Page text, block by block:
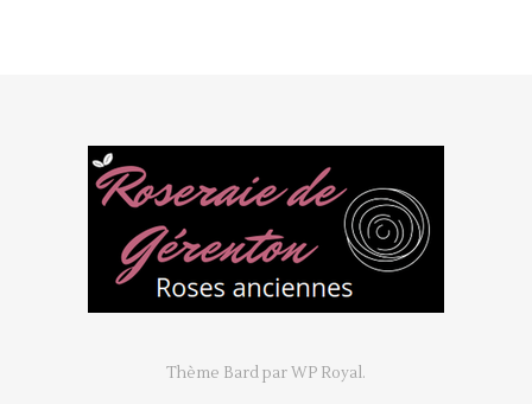
Thème Bard parWP Royal.